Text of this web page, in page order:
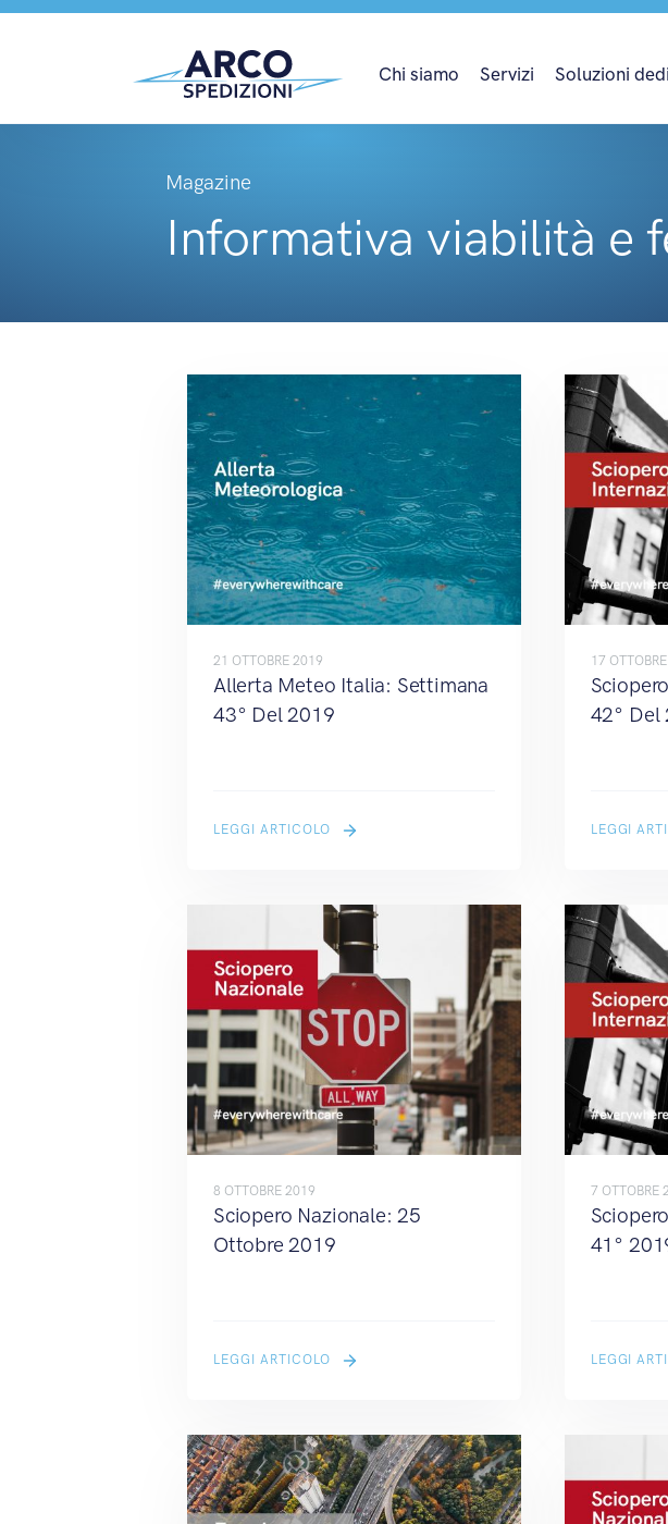
Chi siamo Servizi Soluzioni
Magazine
Informativa viabilità e
21 OTTOBRE 2019
Allerta Meteo Italia: Settimana
43° Del 2019
LEGGI ARTICOLO
17
42° Del
LEGGI
8 OTTOBRE 2019
Sciopero Nazionale: 25
Ottobre 2019
LEGGI ARTICOLO
7 OTTOBRE
41°
LEGGI